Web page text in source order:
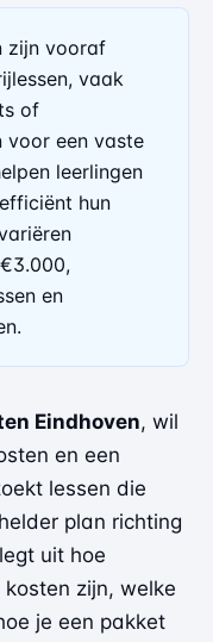
zijn vooraf
vaak
of
voor een vaste
leerlingen
hun
en
Eindhoven, wil
en een
lessen die
plan richting
uit hoe
zijn, welke
je een pakket